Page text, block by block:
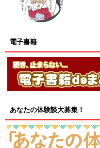
電子書籍
あなたの体験談大募集！